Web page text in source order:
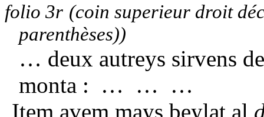
folio 3r (coin superieur droit
parenthèses))
… deux autreys
monta : … … …
Item avem mays beylat al